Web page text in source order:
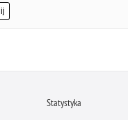
Statystyka